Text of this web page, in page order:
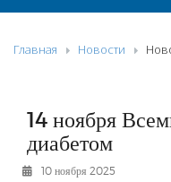
НОВОСТИ
К СВЕДЕНИЮ
КОНКУРСЫ
ФОТОРЕПОРТАЖИ
Главная Новости
14 ноября
диабетом
10 ноября 2025